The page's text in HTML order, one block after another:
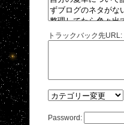
トラックバック先URL:
Password: